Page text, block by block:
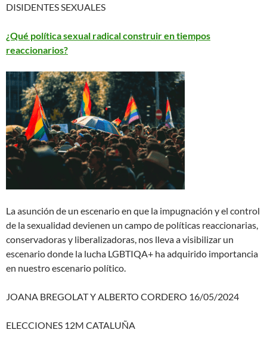
DISIDENTES SEXUALES
¿Qué política sexual radical construir en tiempos
reaccionarios?
La asunción de un escenario en que la impugnación y el control
de la sexualidad devienen un campo de políticas reaccionarias,
conservadoras y liberalizadoras, nos lleva a visibilizar un
escenario donde la lucha LGBTIQA+ ha adquirido importancia
en nuestro escenario político.
JOANA BREGOLAT Y ALBERTO CORDERO 16/05/2024
ELECCIONES 12M CATALUÑA